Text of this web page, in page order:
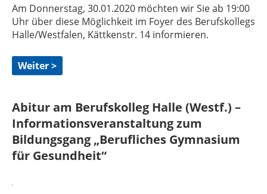
Am Donnerstag, 30.01.2020 möchten wir Sie ab 19:00
Uhr über diese Möglichkeit im Foyer des Berufskollegs
Halle/Westfalen, Kättkenstr. 14 informieren.
Weiter >
Abitur am Berufskolleg Halle (Westf.) –
Informationsveranstaltung zum
Bildungsgang „Berufliches Gymnasium
für Gesundheit“